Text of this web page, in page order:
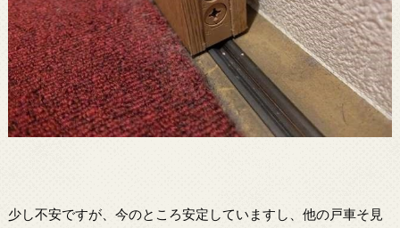
少し不安ですが、今のところ安定していますし、他の戸車そ見